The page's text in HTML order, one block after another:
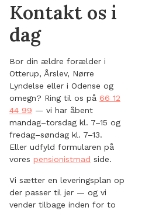
Kontakt os i
dag
Bor din ældre forælder i
Otterup, Årslev, Nørre
Lyndelse eller i Odense og
omegn? Ring til os på 66 12
44 99 — vi har åbent
mandag–torsdag kl. 7–15 og
fredag–søndag kl. 7–13.
Eller udfyld formularen på
vores pensionistmad side.
Vi sætter en leveringsplan op
der passer til jer — og vi
vender tilbage inden for to